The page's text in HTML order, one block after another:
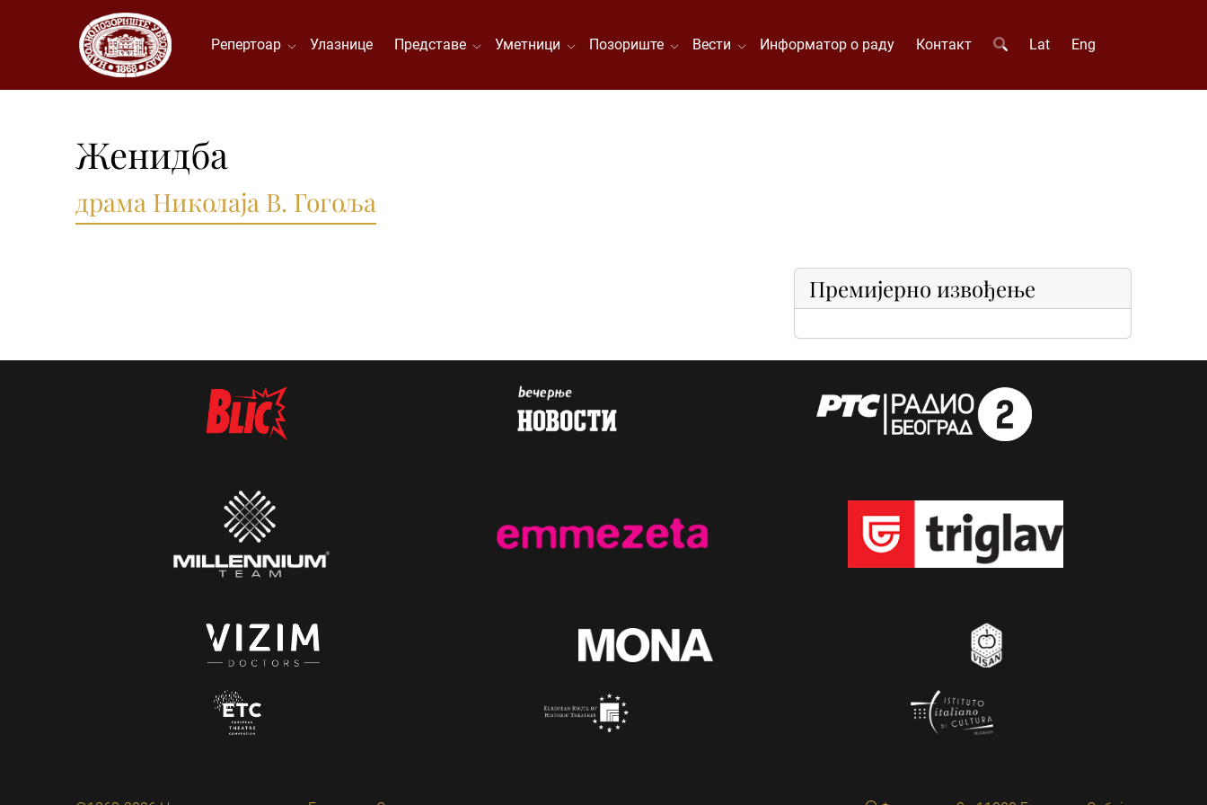
Репертоар Улазнице Представе Уметници Позориште Вести Информатор о раду Контакт Lat Eng
Женидба
драма Николаја В. Гогоља
Премијерно извођење